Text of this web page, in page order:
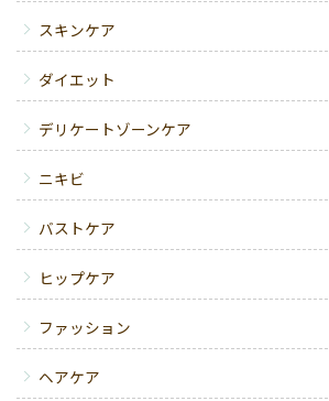
スキンケア
ダイエット
デリケートゾーンケア
ニキビ
バストケア
ヒップケア
ファッション
ヘアケア